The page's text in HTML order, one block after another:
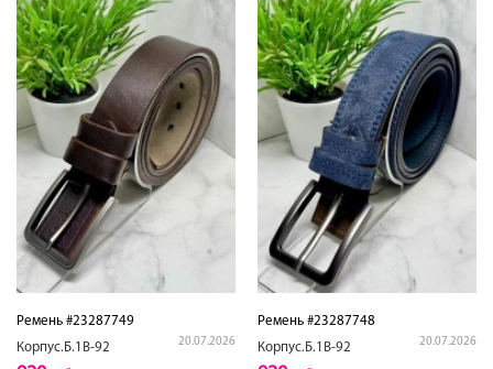
Ремень #23287749
Корпус.Б.1В-92
20.07.2026
Ремень #23287748
Корпус.Б.1В-92
20.07.2026